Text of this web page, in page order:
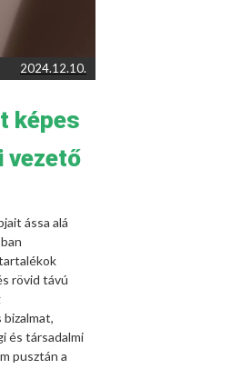
2024.12.10.
képes
vezető
ássa alá
rövid távú
és társadalmi
pusztán a